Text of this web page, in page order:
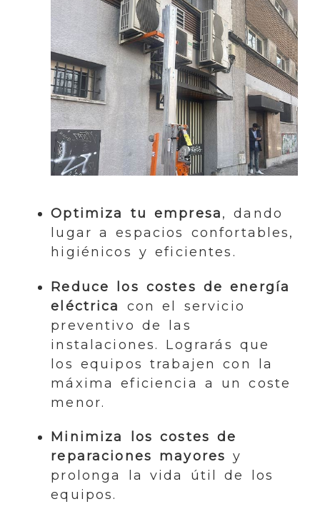
Optimiza tu empresa, dando
lugar a espacios confortables,
higiénicos y eficientes.
Reduce los costes de energía
eléctrica
con el servicio
preventivo de las
instalaciones. Lograrás que
los equipos trabajen con la
máxima eficiencia a un coste
menor.
Minimiza los costes de
reparaciones mayores y
prolonga la vida útil de los
equipos.